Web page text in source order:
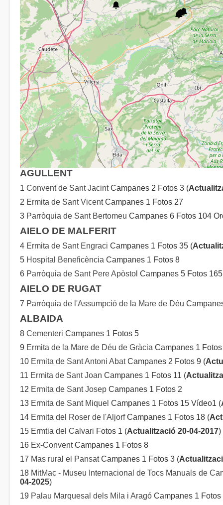
AGULLENT
1 Convent de Sant JacintCampanes 2 Fotos 3 (
2 Ermita de Sant VicentCampanes 1 Fotos 27
3 Parròquia de Sant Bertomeu Campanes 6 Fotos 104
AIELO DE MALFERIT
4 Ermita de Sant Engraci Campanes 1 Fotos 35 (
5 Hospital Beneficència Campanes 1 Fotos 8
6 Parròquia de Sant Pere Apòstol Campanes 5 Fotos
AIELO DE RUGAT
7 Parròquia de l'Assumpció de la Mare de Déu
ALBAIDA
8 Cementeri Campanes 1 Fotos 5
9 Ermita de la Mare de Déu de Gràcia Campanes 1
10 Ermita de Sant Antoni AbatCampanes 2 Fotos 9 (
11 Ermita de Sant Joan Campanes 1 Fotos 11 (
12 Ermita de Sant Josep Campanes 1 Fotos 2
13 Ermita de Sant Miquel Campanes 1 Fotos 15 Vídeo1 (
14 Ermita del Roser de l'AljorfCampanes 1 Fotos 18 (
15 Ermtia del Calvari Fotos 1 (Actualització 20-04-2017)
16 Ex-ConventCampanes 1 Fotos 8
17 Mas rural el PansatCampanes 1 Fotos 3 (
18 MitMac - Museu Internacional de Tocs Manuals de
04-2025)
19 Palau Marquesal dels Mila i Aragó Campanes 1 Fotos